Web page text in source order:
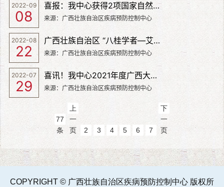
喜报：我中心获得2项国家自然科学基金项目资助
2022-09
08 来源：广西壮族自治区疾病预防控制中心
广西壮族自治区 “八桂学者—艾滋病防控关键技术岗位”研究团队在《Frontiers in Microbiology》杂志发表研究论文：Genetic network analysis of HIV sexual transmission in rural Southwest China after the expansion of antiretroviral therapy: a population-based study
2022-08
22 来源：广西壮族自治区疾病预防控制中心
喜讯！我中心2021年度广西大型科研仪器开放共享绩效考核结果为优秀
2022-07
29 来源：广西壮族自治区疾病预防控制中心
77
条
上
一
页
2 3 4 5 6 7
下
一
页
COPYRIGHT © 广西壮族自治区疾病预防控制中心 版权所